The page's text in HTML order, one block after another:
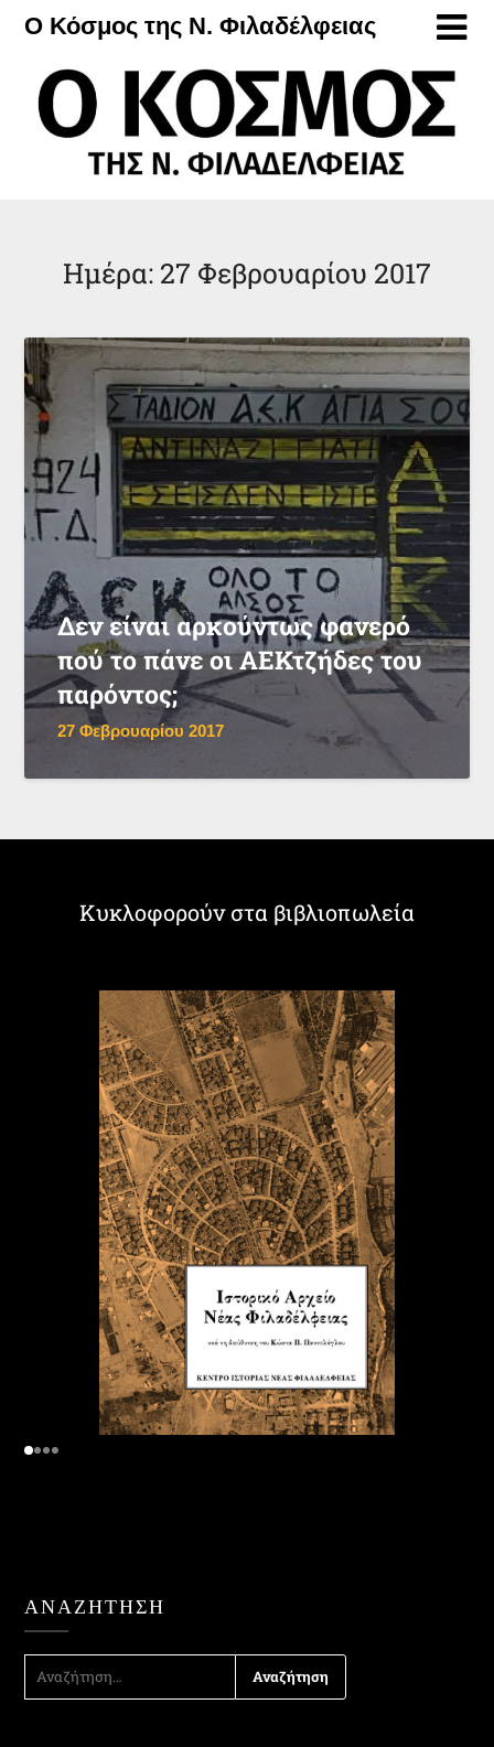
Μετάβαση
περιεχόμενο
Ο Κόσμος της Ν. Φιλαδέλφειας
Ημέρα: 27 Φεβρουαρίου 2017
Δεν είναι αρκούντως φανερό
πού το πάνε οι ΑΕΚτζήδες του
παρόντος;
27 Φεβρουαρίου 2017
Κυκλοφορούν στα βιβλιοπωλεία
ΑΝΑΖΉΤΗΣΗ
ΑΝΑΖΉΤΗΣΗ
ΓΙΑ: